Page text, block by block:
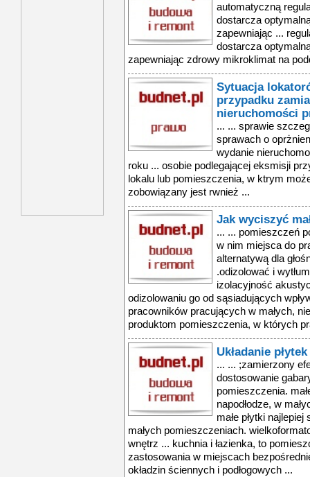
automatyczną
dostarcza
zapewniając ...
dostarcza
zapewniając zdrowy mikroklimat na
Sytuacja
przypadku
nieruchomości
... ... sprawie
sprawach o
wydanie
roku ... osobie podlegającej eksmisji
lokalu lub pomieszczenia, w ktrym
zobowiązany jest rwnież ...
Jak wyciszyć
... ... pomieszczeń
w nim miejsca do
alternatywą dla
.odizolować i
izolacyjność
odizolowaniu go od sąsiadujących
pracowników pracujących w małych,
produktom pomieszczenia, w których
Układanie
... ... ;zamierzony
dostosowanie
pomieszczenia.
napodłodze, w
małe płytki
małych pomieszczeniach.
wnętrz ... kuchnia i łazienka, to
zastosowania w miejscach
okładzin ściennych i podłogowych ...